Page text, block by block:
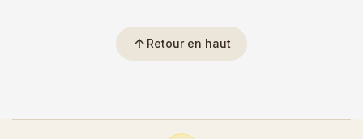
arrow_upward Retour en haut